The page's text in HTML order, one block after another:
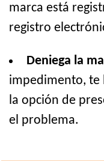
marca está
registro
Deniega la
impedimento, te
la opción de
el problema.